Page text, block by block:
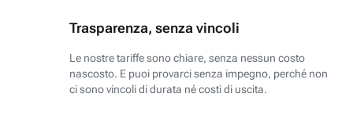
Trasparenza, senza vincoli
Le nostre tariffe sono chiare, senza nessun costo
nascosto. E puoi provarci senza impegno, perché non
ci sono vincoli di durata né costi di uscita.